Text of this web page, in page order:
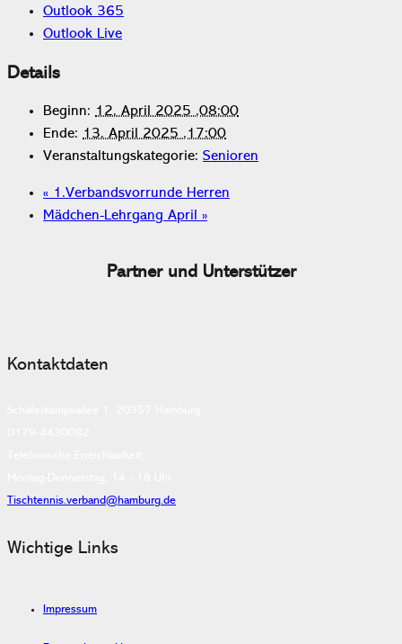
Outlook 365
Outlook Live
Details
Beginn: 12. April 2025 ,08:00
Ende: 13. April 2025 ,17:00
Veranstaltungskategorie: Senioren
« 1.Verbandsvorrunde Herren
Mädchen-Lehrgang April »
Partner und Unterstützer
Kontaktdaten
Tischtennis.verband@hamburg.de
Wichtige Links
Impressum